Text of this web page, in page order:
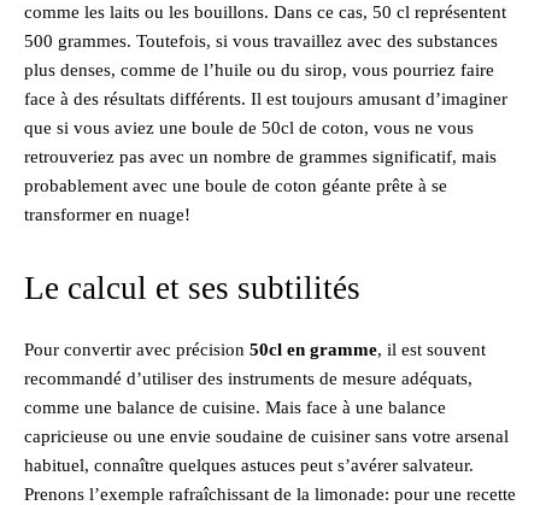
comme les laits ou les bouillons. Dans ce cas, 50 cl représentent
500 grammes. Toutefois, si vous travaillez avec des substances
plus denses, comme de l’huile ou du sirop, vous pourriez faire
face à des résultats différents. Il est toujours amusant d’imaginer
que si vous aviez une boule de 50cl de coton, vous ne vous
retrouveriez pas avec un nombre de grammes significatif, mais
probablement avec une boule de coton géante prête à se
transformer en nuage!
Le calcul et ses subtilités
Pour convertir avec précision 50cl en gramme, il est souvent
recommandé d’utiliser des instruments de mesure adéquats,
comme une balance de cuisine. Mais face à une balance
capricieuse ou une envie soudaine de cuisiner sans votre arsenal
habituel, connaître quelques astuces peut s’avérer salvateur.
Prenons l’exemple rafraîchissant de la limonade: pour une recette